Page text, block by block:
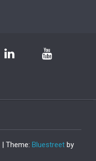
| Theme: Bluestreetby